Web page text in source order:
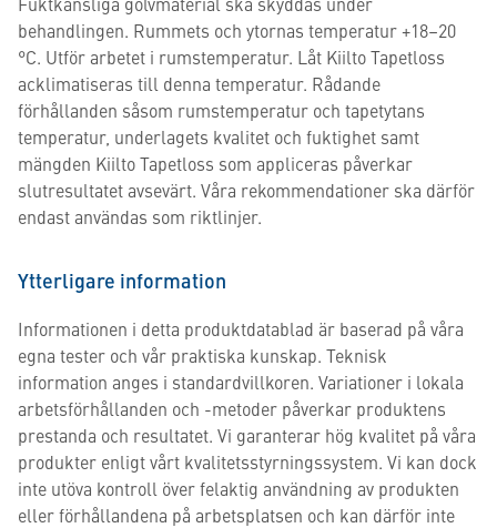
behandlingen. Rummets och ytornas temperatur +18–20
°C. Utför arbetet i rumstemperatur. Låt Kiilto Tapetloss
acklimatiseras till denna temperatur. Rådande
förhållanden såsom rumstemperatur och tapetytans
temperatur, underlagets kvalitet och fuktighet samt
mängden Kiilto Tapetloss som appliceras påverkar
slutresultatet avsevärt. Våra rekommendationer ska därför
endast användas som riktlinjer.
Ytterligare information
Informationen i detta produktdatablad är baserad på våra
egna tester och vår praktiska kunskap. Teknisk
information anges i standardvillkoren. Variationer i lokala
arbetsförhållanden och -metoder påverkar produktens
prestanda och resultatet. Vi garanterar hög kvalitet på våra
produkter enligt vårt kvalitetsstyrningssystem. Vi kan dock
inte utöva kontroll över felaktig användning av produkten
eller förhållandena på arbetsplatsen och kan därför inte